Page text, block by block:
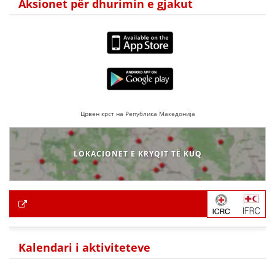
Aksionet për dhurimin e gjakut
Црвен крст на Република Македонија
LOKACIONET E KRYQIT TË KUQ
Kalendari i aktiviteteve